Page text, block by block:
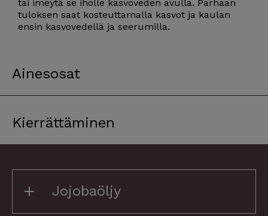
tai imeytä se iholle kasvoveden avulla. Parhaan
tuloksen saat kosteuttamalla kasvot ja kaulan
ensin kasvovedellä ja seerumilla.
Ainesosat
Kierrättäminen
Jojobaöljy